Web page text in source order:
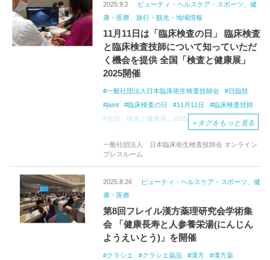
2025.9.2
ビューティ・ヘルスケア・スポーツ、健
康・医療、旅行・観光・地域情報
11月11日は「臨床検査の日」 臨床検査
と臨床検査技師について知っていただ
く機会を提供 全国「検査と健康展」
2025開催
一般社団法人日本臨床衛生検査技師会
日臨技
jamt
臨床検査の日 11月11日
臨床検査技師
全国「検査と健康展」2025
臨床検査模擬体験
＋ タグをもっと見る
一般社団法人 日本臨床衛生検査技師会 オンライン
プレスルーム
2025.8.26
ビューティ・ヘルスケア・スポーツ、健
康・医療
第8回フレイル漢方薬理研究会学術集
会 「健康長寿と人参養栄湯(にんじん
ようえいとう)」を開催
クラシエ クラシエ薬品 漢方
漢方薬